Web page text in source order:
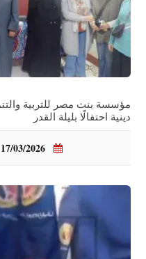
مؤسسة بنت مصر للتربية
دينية احتفالًا بليلة القدر